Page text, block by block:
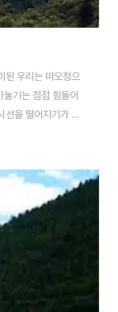
된 우리는 따오청으
기는 점점 힘들어
선을 떨어지기가 쉽
으로 풍덩.중간에
산풍경이 이어진다.
명하다. 그 예전은
에 일정대로 다음
큼 우리의 길은 매